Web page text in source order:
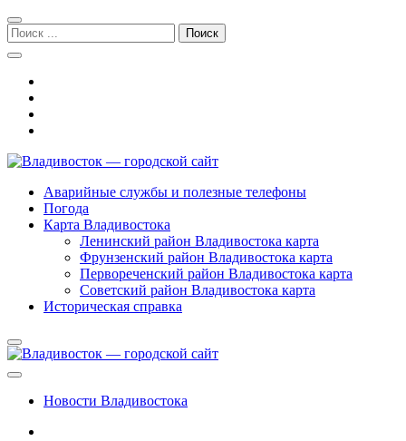
Перейти
к
навигации
Перейти
к
содержимому
Поиск:
Владивосток — городской сайт
Аварийные службы и полезные телефоны
Погода
Карта Владивостока
Ленинский район Владивостока карта
Фрунзенский район Владивостока карта
Первореченский район Владивостока карта
Советский район Владивостока карта
Историческая справка
Новости Владивостока